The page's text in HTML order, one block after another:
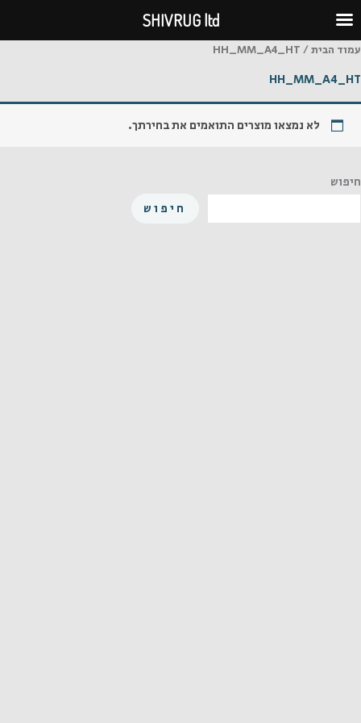
לתוכן
עמוד הבית/ HH_MM_A4_HT
HH_MM_A4_HT
לא נמצאו מוצרים התואמים את בחירתך.
חיפוש
חיפוש
SHIVRUG ltd